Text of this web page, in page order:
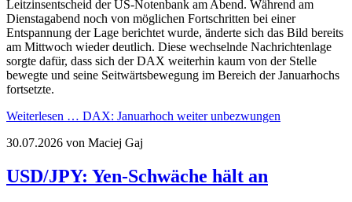
Leitzinsentscheid der US-Notenbank am Abend. Während am
Dienstagabend noch von möglichen Fortschritten bei einer
Entspannung der Lage berichtet wurde, änderte sich das Bild bereits
am Mittwoch wieder deutlich. Diese wechselnde Nachrichtenlage
sorgte dafür, dass sich der DAX weiterhin kaum von der Stelle
bewegte und seine Seitwärtsbewegung im Bereich der Januarhochs
fortsetzte.
Weiterlesen … DAX: Januarhoch weiter unbezwungen
30.07.2026 von Maciej Gaj
USD/JPY: Yen-Schwäche hält an